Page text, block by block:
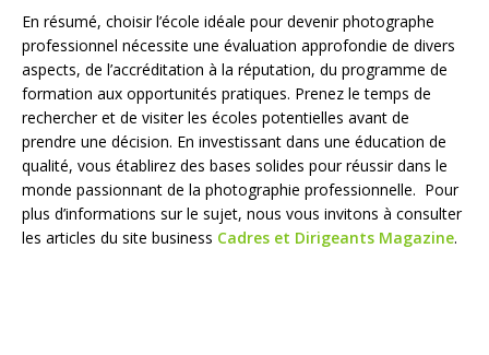
En résumé, choisir l’école idéale pour devenir photographe
professionnel nécessite une évaluation approfondie de divers
aspects, de l’accréditation à la réputation, du programme de
formation aux opportunités pratiques. Prenez le temps de
rechercher et de visiter les écoles potentielles avant de
prendre une décision. En investissant dans une éducation de
qualité, vous établirez des bases solides pour réussir dans le
monde passionnant de la photographie professionnelle. Pour
plus d’informations sur le sujet, nous vous invitons à consulter
les articles du site business Cadres et Dirigeants Magazine.​